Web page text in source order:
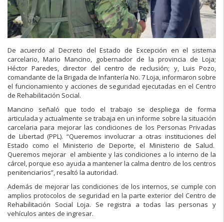
De acuerdo al Decreto del Estado de Excepción en el sistema
carcelario, Mario Mancino, gobernador de la provincia de Loja;
Héctor Paredes, director del centro de reclusión; y, Luis Pozo,
comandante de la Brigada de Infantería No. 7 Loja, informaron sobre
el funcionamiento y acciones de seguridad ejecutadas en el Centro
de Rehabilitación Social.
Mancino señaló que todo el trabajo se despliega de forma
articulada y actualmente se trabaja en un informe sobre la situación
carcelaria para mejorar las condiciones de los Personas Privadas
de Libertad (PPL). “Queremos involucrar a otras instituciones del
Estado como el Ministerio de Deporte, el Ministerio de Salud.
Queremos mejorar el ambiente y las condiciones a lo interno de la
cárcel, porque eso ayuda a mantener la calma dentro de los centros
penitenciarios”, resaltó la autoridad.
Además de mejorar las condiciones de los internos, se cumple con
amplios protocolos de seguridad en la parte exterior del Centro de
Rehabilitación Social Loja. Se registra a todas las personas y
vehículos antes de ingresar.